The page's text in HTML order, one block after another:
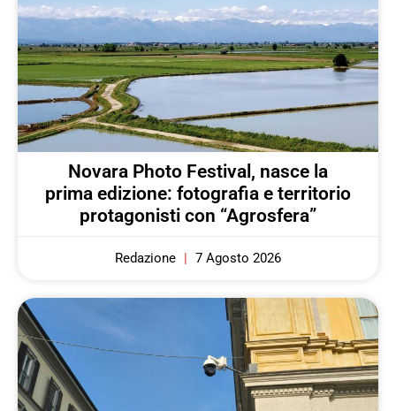
Novara Photo Festival, nasce la
prima edizione: fotografia e territorio
protagonisti con “Agrosfera”
Redazione 7 Agosto 2026